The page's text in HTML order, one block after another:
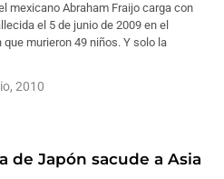
mexicano Abraham Fraijo carga con
el 5 de junio de 2009 en el
que murieron 49 niños. Y solo la
2010
de Japón sacude a Asia